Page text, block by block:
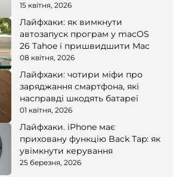
15 квітня, 2026
Лайфхаки: як вимкнути
автозапуск програм у macOS
26 Tahoe і пришвидшити Mac
08 квітня, 2026
Лайфхаки: чотири міфи про
заряджання смартфона, які
насправді шкодять батареї
01 квітня, 2026
Лайфхаки. iPhone має
приховану функцію Back Tap: як
увімкнути керування
25 березня, 2026